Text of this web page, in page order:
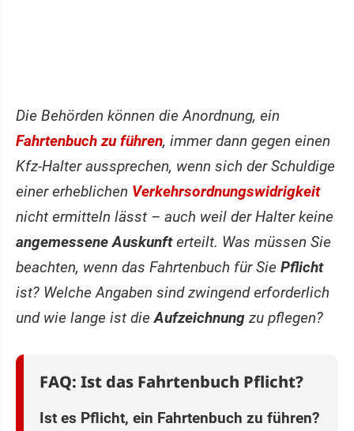
Die Behörden können die Anordnung, ein
Fahrtenbuch zu führen, immer dann gegen einen
Kfz-Halter aussprechen, wenn sich der Schuldige
einer erheblichen Verkehrsordnungswidrigkeit
nicht ermitteln lässt – auch weil der Halter keine
angemessene Auskunfterteilt. Was müssen Sie
beachten, wenn das Fahrtenbuch für Sie Pflicht
ist? Welche Angaben sind zwingend erforderlich
und wie lange ist dieAufzeichnung zu pflegen?
FAQ: Ist das Fahrtenbuch Pflicht?
Ist es Pflicht, ein Fahrtenbuch zu führen?